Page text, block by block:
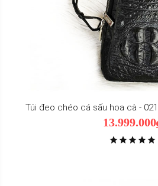
Túi đeo chéo cá sấu hoa cà -